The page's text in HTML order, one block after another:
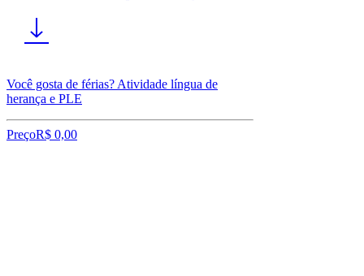
Você gosta de férias? Atividade língua de
herança e PLE
PreçoR$ 0,00